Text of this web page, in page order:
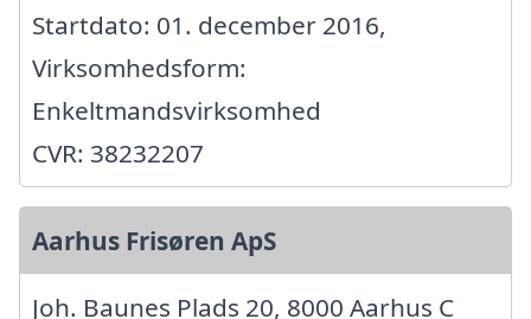
Startdato: 01. december 2016,
Virksomhedsform:
Enkeltmandsvirksomhed
CVR: 38232207
Aarhus Frisøren ApS
Joh. Baunes Plads 20, 8000 Aarhus C